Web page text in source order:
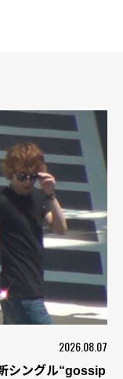
2026.08.07
シングル“gossip